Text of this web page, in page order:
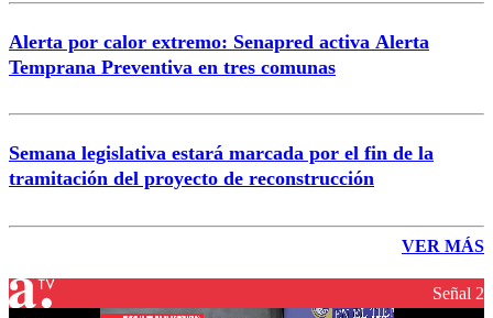
Alerta por calor extremo: Senapred activa Alerta
Temprana Preventiva en tres comunas
Semana legislativa estará marcada por el fin de la
tramitación del proyecto de reconstrucción
VER MÁS
Señal 2